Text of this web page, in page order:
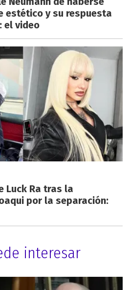
estético y su respuesta
el video
Luck Ra tras la
por la separación:
interesar